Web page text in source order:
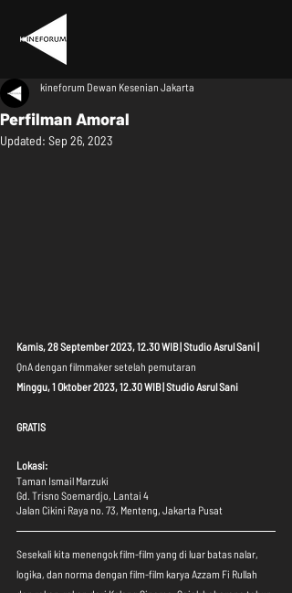
Perfilman Amoral
kineforum Dewan Kesenian Jakarta
Updated: Sep 26, 2023
Kamis, 28 September 2023, 12.30 WIB | Studio Asrul Sani |
QnA dengan filmmaker setelah pemutaran
Minggu, 1 Oktober 2023, 12.30 WIB | Studio Asrul Sani
GRATIS
Lokasi:
Taman Ismail Marzuki
Gd. Trisno Soemardjo, Lantai 4
Jalan Cikini Raya no. 73, Menteng, Jakarta Pusat
Sesekali kita menengok film-film yang di luar batas nalar,
logika, dan norma dengan film-film karya Azzam Fi Rullah